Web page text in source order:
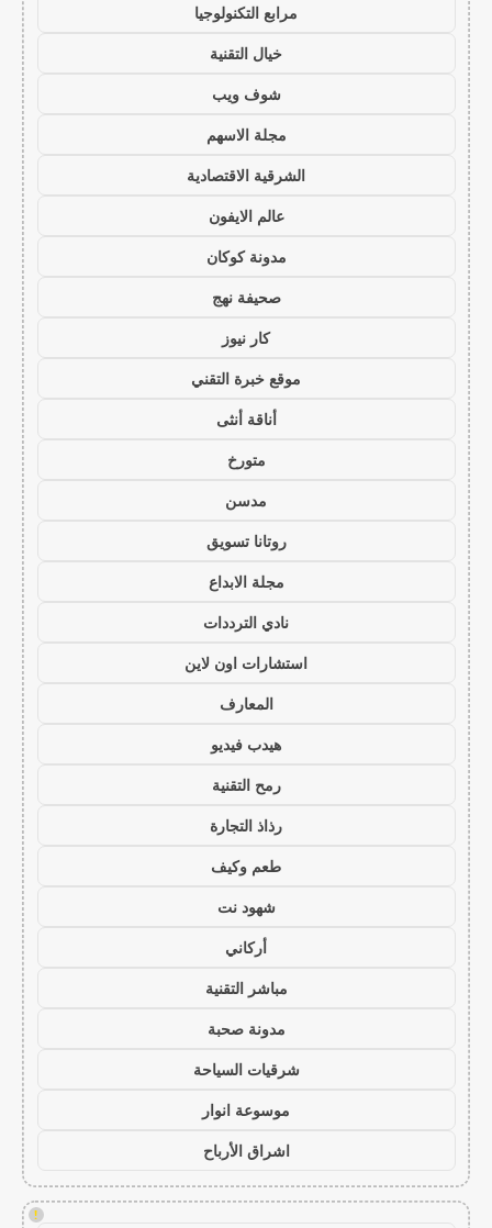
مرابع التكنولوجيا
خيال التقنية
شوف ويب
مجلة الاسهم
الشرقية الاقتصادية
عالم الايفون
مدونة كوكان
صحيفة نهج
كار نيوز
موقع خبرة التقني
أناقة أنثى
متورخ
مدسن
روتانا تسويق
مجلة الابداع
نادي الترددات
استشارات اون لاين
المعارف
هيدب فيديو
رمح التقنية
رذاذ التجارة
طعم وكيف
شهود نت
أركاني
مباشر التقنية
مدونة صحبة
شرقيات السياحة
موسوعة انوار
اشراق الأرباح
!